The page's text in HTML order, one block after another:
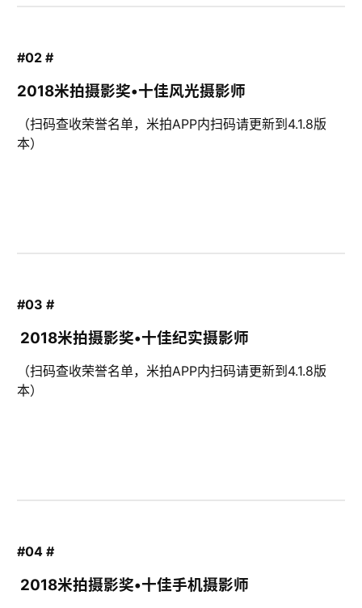
#02 #
2018米拍摄影奖•十佳风光摄影师
（扫码查收荣誉名单，米拍APP内扫码请更新到4.1.8版
本）
#03 #
2018米拍摄影奖•十佳纪实摄影师
（扫码查收荣誉名单，米拍APP内扫码请更新到4.1.8版
本）
#04 #
2018米拍摄影奖•十佳手机摄影师